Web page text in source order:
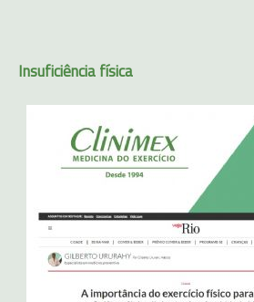
Insuficiência física